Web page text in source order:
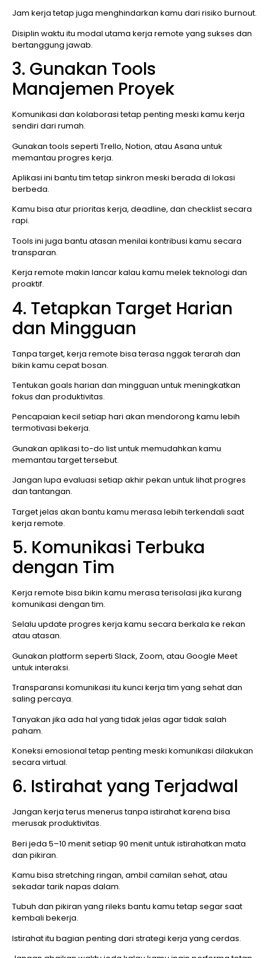
Jam kerja tetap juga menghindarkan kamu dari risiko burnout.
Disiplin waktu itu modal utama kerja remote yang sukses dan
bertanggung jawab.
3. Gunakan Tools
Manajemen Proyek
Komunikasi dan kolaborasi tetap penting meski kamu kerja
sendiri dari rumah.
Gunakan tools seperti Trello, Notion, atau Asana untuk
memantau progres kerja.
Aplikasi ini bantu tim tetap sinkron meski berada di lokasi
berbeda.
Kamu bisa atur prioritas kerja, deadline, dan checklist secara
rapi.
Tools ini juga bantu atasan menilai kontribusi kamu secara
transparan.
Kerja remote makin lancar kalau kamu melek teknologi dan
proaktif.
4. Tetapkan Target Harian
dan Mingguan
Tanpa target, kerja remote bisa terasa nggak terarah dan
bikin kamu cepat bosan.
Tentukan goals harian dan mingguan untuk meningkatkan
fokus dan produktivitas.
Pencapaian kecil setiap hari akan mendorong kamu lebih
termotivasi bekerja.
Gunakan aplikasi to-do list untuk memudahkan kamu
memantau target tersebut.
Jangan lupa evaluasi setiap akhir pekan untuk lihat progres
dan tantangan.
Target jelas akan bantu kamu merasa lebih terkendali saat
kerja remote.
5. Komunikasi Terbuka
dengan Tim
Kerja remote bisa bikin kamu merasa terisolasi jika kurang
komunikasi dengan tim.
Selalu update progres kerja kamu secara berkala ke rekan
atau atasan.
Gunakan platform seperti Slack, Zoom, atau Google Meet
untuk interaksi.
Transparansi komunikasi itu kunci kerja tim yang sehat dan
saling percaya.
Tanyakan jika ada hal yang tidak jelas agar tidak salah
paham.
Koneksi emosional tetap penting meski komunikasi dilakukan
secara virtual.
6. Istirahat yang Terjadwal
Jangan kerja terus menerus tanpa istirahat karena bisa
merusak produktivitas.
Beri jeda 5–10 menit setiap 90 menit untuk istirahatkan mata
dan pikiran.
Kamu bisa stretching ringan, ambil camilan sehat, atau
sekadar tarik napas dalam.
Tubuh dan pikiran yang rileks bantu kamu tetap segar saat
kembali bekerja.
Istirahat itu bagian penting dari strategi kerja yang cerdas.